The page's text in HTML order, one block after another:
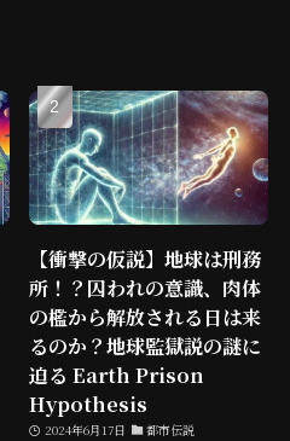
【衝撃の仮説】地球は刑務
所！？囚われの意識、肉体
の檻から解放される日は来
るのか？地球監獄説の謎に
迫る Earth Prison
Hypothesis
2024年6月17日 都市伝説